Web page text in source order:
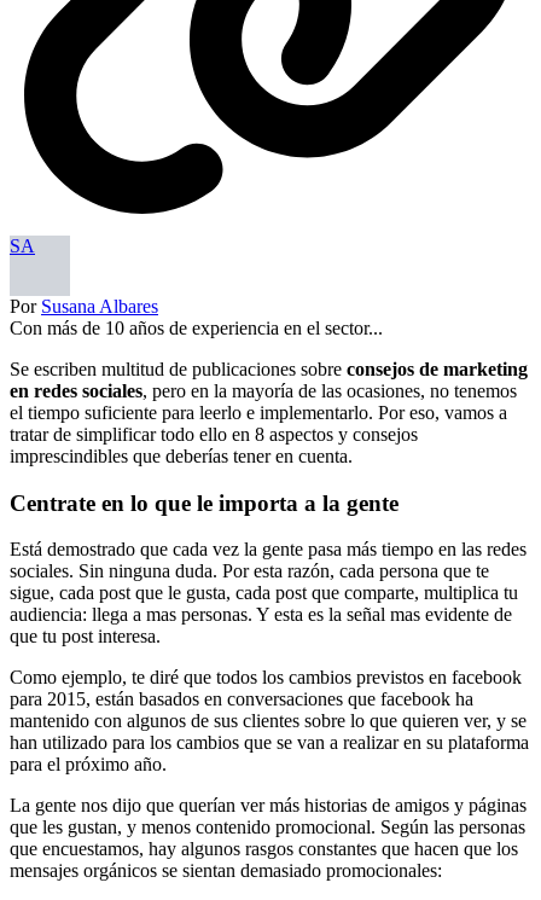
SA
Por Susana Albares
Con más de 10 años de experiencia en el sector...
Se escriben multitud de publicaciones sobre consejos de marketing
en redes sociales, pero en la mayoría de las ocasiones, no tenemos
el tiempo suficiente para leerlo e implementarlo. Por eso, vamos a
tratar de simplificar todo ello en 8 aspectos y consejos
imprescindibles que deberías tener en cuenta.
Centrate en lo que le importa a la gente
Está demostrado que cada vez la gente pasa más tiempo en las redes
sociales. Sin ninguna duda. Por esta razón, cada persona que te
sigue, cada post que le gusta, cada post que comparte, multiplica tu
audiencia: llega a mas personas. Y esta es la señal mas evidente de
que tu post interesa.
Como ejemplo, te diré que todos los cambios previstos en facebook
para 2015, están basados en conversaciones que facebook ha
mantenido con algunos de sus clientes sobre lo que quieren ver, y se
han utilizado para los cambios que se van a realizar en su plataforma
para el próximo año.
La gente nos dijo que querían ver más historias de amigos y páginas
que les gustan, y menos contenido promocional. Según las personas
que encuestamos, hay algunos rasgos constantes que hacen que los
mensajes orgánicos se sientan demasiado promocionales: